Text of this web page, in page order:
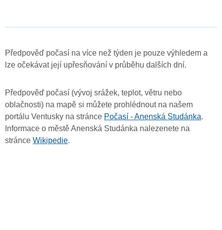
Předpověď počasí na více než týden je pouze výhledem a
lze očekávat její upřesňování v průběhu dalších dní.
Předpověď počasí (vývoj srážek, teplot, větru nebo
oblačnosti) na mapě si můžete prohlédnout na našem
portálu Ventusky na stránce Počasí - Anenská Studánka.
Informace o městě Anenská Studánka nalezenete na
stránce Wikipedie.